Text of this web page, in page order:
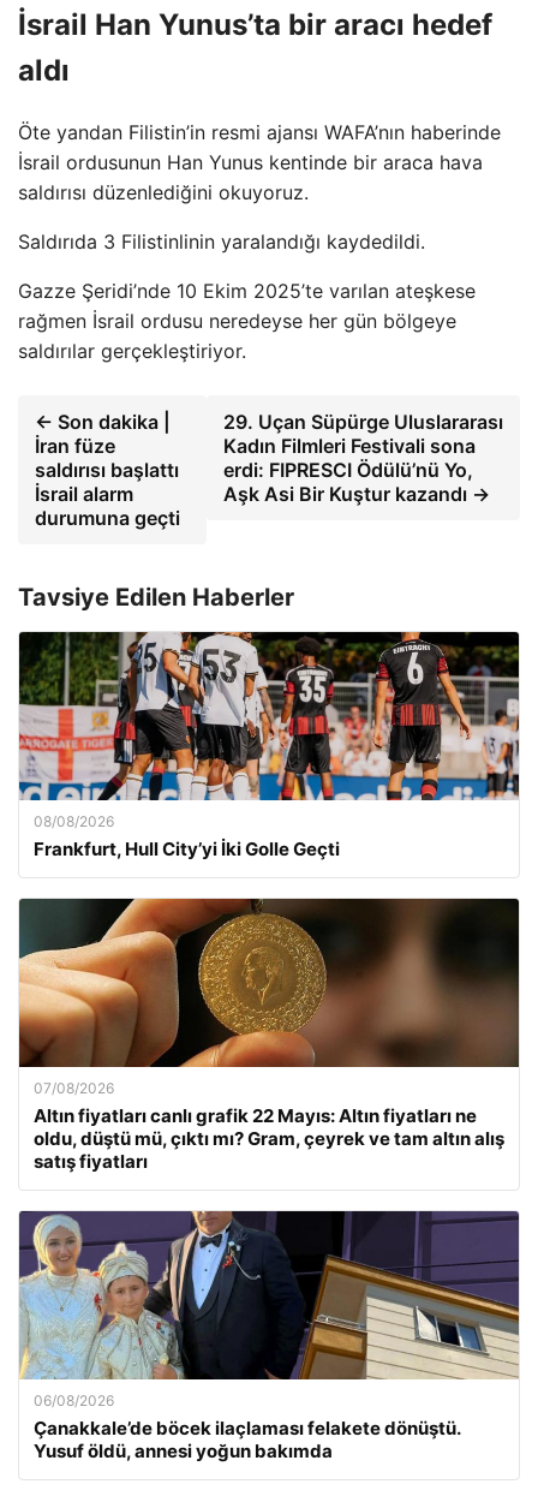
İsrail Han Yunus’ta bir aracı hedef
aldı
Öte yandan Filistin’in resmi ajansı WAFA’nın haberinde
İsrail ordusunun Han Yunus kentinde bir araca hava
saldırısı düzenlediğini okuyoruz.
Saldırıda 3 Filistinlinin yaralandığı kaydedildi.
Gazze Şeridi’nde 10 Ekim 2025’te varılan ateşkese
rağmen İsrail ordusu neredeyse her gün bölgeye
saldırılar gerçekleştiriyor.
← Son dakika |
İran füze
saldırısı başlattı
İsrail alarm
durumuna geçti
29. Uçan Süpürge Uluslararası
Kadın Filmleri Festivali sona
erdi: FIPRESCI Ödülü’nü Yo,
Aşk Asi Bir Kuştur kazandı →
Tavsiye Edilen Haberler
08/08/2026
Frankfurt, Hull City’yi İki Golle Geçti
07/08/2026
Altın fiyatları canlı grafik 22 Mayıs: Altın fiyatları ne
oldu, düştü mü, çıktı mı? Gram, çeyrek ve tam altın alış
satış fiyatları
06/08/2026
Çanakkale’de böcek ilaçlaması felakete dönüştü.
Yusuf öldü, annesi yoğun bakımda